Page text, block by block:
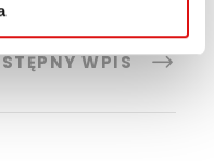
WPIS